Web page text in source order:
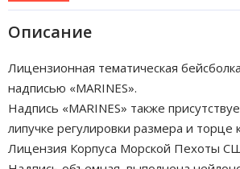
Описание
Лицензионная тематическая
надписью «MARINES».
Надпись «MARINES» также
липучке регулировки размера и торце
Лицензия Корпуса Морской Пехоты